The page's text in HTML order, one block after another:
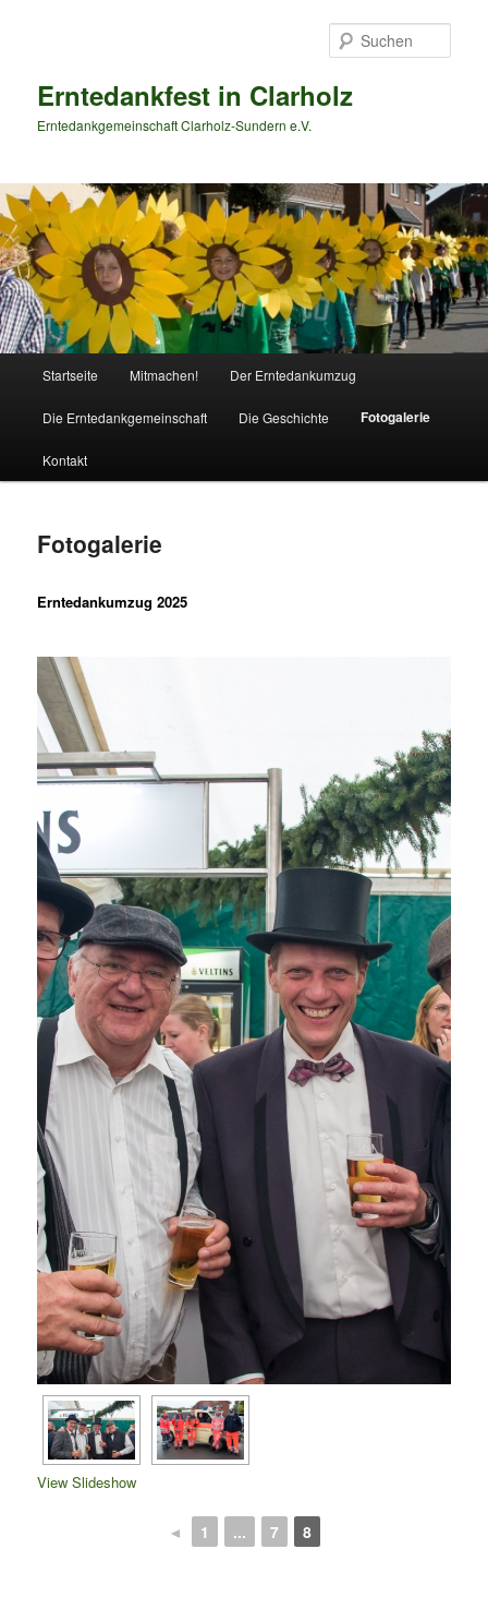
Erntedankfest in Clarholz
Erntedankgemeinschaft Clarholz-Sundern e.V.
Startseite Mitmachen! Der Erntedankumzug
Die Erntedankgemeinschaft Die Geschichte Fotogalerie
Kontakt
Fotogalerie
Erntedankumzug 2025
View Slideshow
◄ 1 ... 7 8